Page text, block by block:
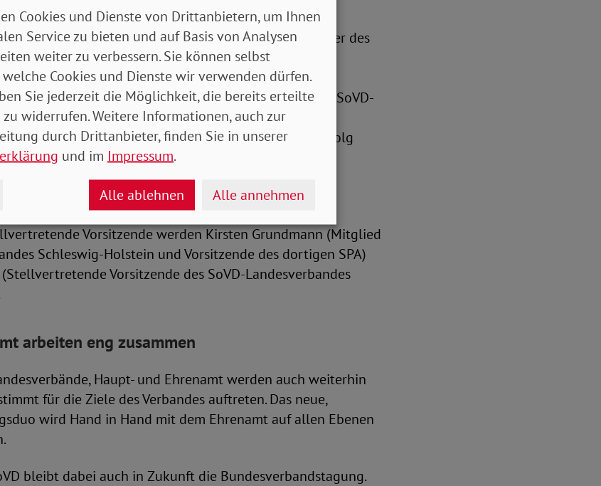
wurde Bernhardt Sackarendt (Vorsitzender des
Niedersachen) gewählt. Stellvertretende
sind künftig Franz Schrewe, Vorsitzender des SoVD-
Westfalen und Alfred Bornhalm, Vorsitzender des SoVD-
Holstein. Bornhalm hat den strategischen
Verbandes zuletzt als SoVD-Präsident mit großem Erfolg
Dieses Amt wird er bis Jahresende bekleiden.
wählten die Konferenzmitglieder den
Bruno Hartwig (SoVD-Landesverband
Vorsitzende werden Kirsten Grundmann (Mitglied
Schleswig-Holstein und Vorsitzende des dortigen SPA)
Vorsitzende des SoVD-Landesverbandes
arbeiten eng zusammen
Haupt- und Ehrenamt werden auch weiterhin
für die Ziele des Verbandes auftreten. Das neue,
wird Hand in Hand mit dem Ehrenamt auf allen Ebenen
bleibt dabei auch in Zukunft die Bundesverbandstagung.
Cookies und Dienste von Drittanbietern, um Ihnen
Service zu bieten und auf Basis von Analysen
weiter zu verbessern. Sie können selbst
Cookies und Dienste wir verwenden dürfen.
Sie jederzeit die Möglichkeit, die bereits erteilte
widerrufen. Weitere Informationen, auch zur
durch Drittanbieter, finden Sie in unserer
und im Impressum.
Alle ablehnen Alle annehmen